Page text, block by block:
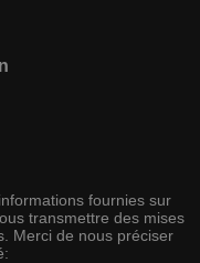
fournies sur
transmettre des mises
Merci de nous préciser